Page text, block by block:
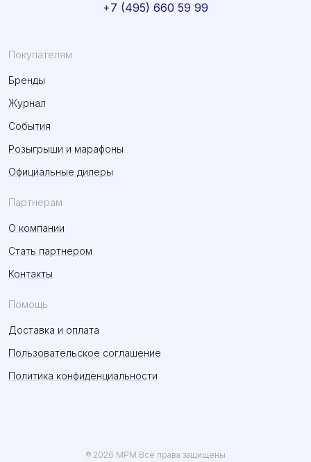
Покупателям
Бренды
Журнал
События
Розыгрыши и марафоны
Официальные дилеры
Партнерам
О компании
Стать партнером
Контакты
Помощь
Доставка и оплата
Пользовательское соглашение
Политика конфиденциальности
+7 (495) 660 59 99
® 2026 MPM Все права защищены